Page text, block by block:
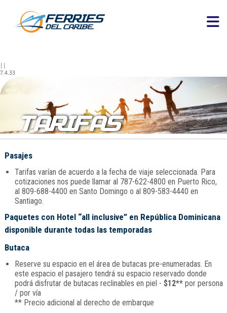
||
7.4.33
TARIFAS
Pasajes
Tarifas varían de acuerdo a la fecha de viaje seleccionada. Para
cotizaciones nos puede llamar al 787-622-4800 en Puerto Rico,
al 809-688-4400 en Santo Domingo o al 809-583-4440 en
Santiago.
Paquetes con Hotel “all inclusive” en República Dominicana
disponible durante todas las temporadas
Butaca
Reserve su espacio en el área de butacas pre-enumeradas. En
este espacio el pasajero tendrá su espacio reservado donde
podrá disfrutar de butacas reclinables en piel - $12**por persona
/ por vía
** Precio adicional al derecho de embarque